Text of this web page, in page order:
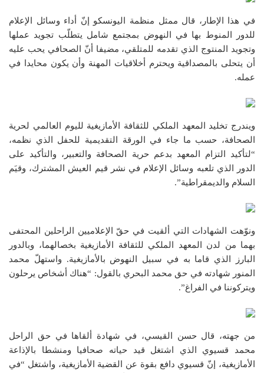
في هذا الإطار، قال ممثل منظمة اليونسكو إنّ أداء وسائل الإعلام
للدور المنوط بها في النهوض بمجتمع شامل يتطلّب تجويد عملها
وتجويد المنتوج الذي تقدمه للمتلقي، مضيفا أنّ الصحافي يحب عليه
أن يتحلى بالمصداقية ويحترم أخلاقيات المهنة وأن يكون محايدا في
عمله.
ويندرج تخليد المعهد الملكي للثقافة الأمازيغية لليوم العالمي لحرية
الصحافة، حسب ما جاء في الورقة التقديمية للحفل الذي نظمه،
“لتأكيد التزام المعهد بدعم حرية الصحافة والتعبير، والتأكيد على
الدور الذي تلعبه وسائل الإعلام في نشر قيم العيش المشترك، وقيَم
السلام والديمقراطية”.
ونوّهت الشهادات التي ألقيت في حقّ الإعلاميين الراحلين المحتفى
بهما من لدن المعهد الملكي للثقافة الأمازيغية بخصالهما، وبالدور
البارز الذي قاما به في سبيل النهوض بالأمازيغية. واستهلّ محمد
المنور شهادته في حق محمد البحري بالقول: “هناك أشخاص يرحلون
ويتركوننا في الفراغ”.
من جهته، قال حسن القيسي، في شهادة ألقاها في حق الراحل
محمد قسيوي الذي اشتغل قيد حياته صحافيا ومنشطا بالإذاعة
الأمازيغية، إنّ قسيوي دافع بقوة عن القضية الأمازيغية، واشتغل “في